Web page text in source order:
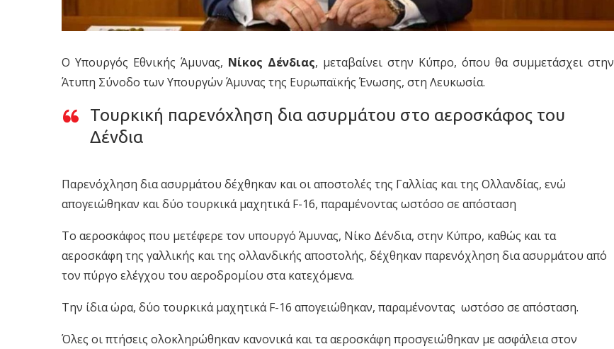
Ο Υπουργός Εθνικής Άμυνας, Νίκος Δένδιας, μεταβαίνει στην Κύπρο, όπου θα συμμετάσχει στην
Άτυπη Σύνοδο των Υπουργών Άμυνας της Ευρωπαϊκής Ένωσης, στη Λευκωσία.
Τουρκική παρενόχληση δια ασυρμάτου στο αεροσκάφος του
Δένδια
Παρενόχληση δια ασυρμάτου δέχθηκαν και οι αποστολές της Γαλλίας και της Ολλανδίας, ενώ
απογειώθηκαν και δύο τουρκικά μαχητικά F-16, παραμένοντας ωστόσο σε απόσταση
Το αεροσκάφος που μετέφερε τον υπουργό Άμυνας, Νίκο Δένδια, στην Κύπρο, καθώς και τα
αεροσκάφη της γαλλικής και της ολλανδικής αποστολής, δέχθηκαν παρενόχληση δια ασυρμάτου από
τον πύργο ελέγχου του αεροδρομίου στα κατεχόμενα.
Την ίδια ώρα, δύο τουρκικά μαχητικά F-16 απογειώθηκαν, παραμένοντας ωστόσο σε απόσταση.
Όλες οι πτήσεις ολοκληρώθηκαν κανονικά και τα αεροσκάφη προσγειώθηκαν με ασφάλεια στον